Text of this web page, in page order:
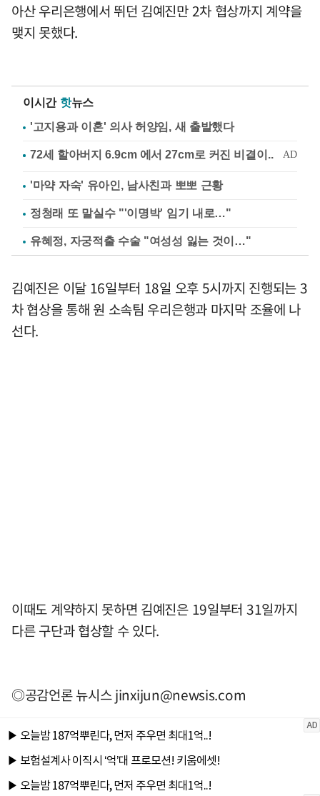
아산 우리은행에서 뛰던 김예진만 2차 협상까지 계약을
맺지 못했다.
이시간 핫뉴스
'고지용과 이혼' 의사 허양임, 새 출발했다
'마약 자숙' 유아인, 남사친과 뽀뽀 근황
정청래 또 말실수 "'이명박' 임기 내로…"
유혜정, 자궁적출 수술 "여성성 잃는 것이…"
김예진은 이달 16일부터 18일 오후 5시까지 진행되는 3
차 협상을 통해 원 소속팀 우리은행과 마지막 조율에 나
선다.
이때도 계약하지 못하면 김예진은 19일부터 31일까지
다른 구단과 협상할 수 있다.
◎공감언론 뉴시스jinxijun@newsis.com